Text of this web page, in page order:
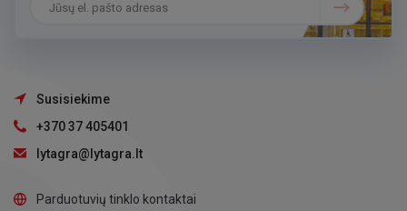
Susisiekime
+370 37 405401
lytagra@lytagra.lt
Parduotuvių tinklo kontaktai